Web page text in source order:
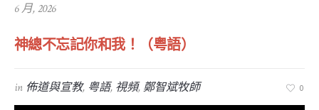
6 月, 2026
神總不忘記你和我！（粤語）
in 佈道與宣教, 粤語, 視頻,鄭智斌牧師 0